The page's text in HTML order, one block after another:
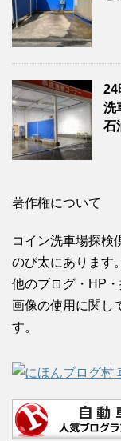
24
洗
石
著作権について
コイン洗車場探検
のび太にあります。
他のブログ・HP
画像の使用に関し
す。